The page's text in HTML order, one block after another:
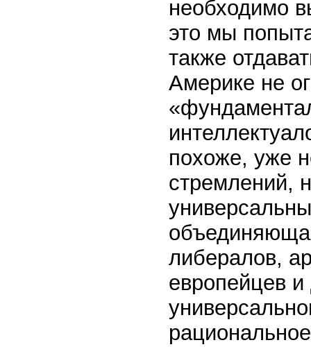
необходимо
это мы
также
Америке не
похоже, уже
стремлений,
либералов,
европейцев